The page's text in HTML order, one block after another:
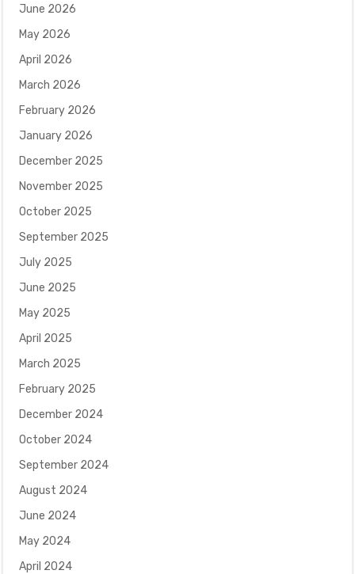
June 2026
May 2026
April 2026
March 2026
February 2026
January 2026
December 2025
November 2025
October 2025
September 2025
July 2025
June 2025
May 2025
April 2025
March 2025
February 2025
December 2024
October 2024
September 2024
August 2024
June 2024
May 2024
April 2024